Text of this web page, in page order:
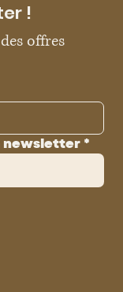
!
offres
newsletter *